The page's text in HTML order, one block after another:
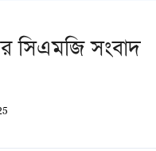
সিএমজি সংবাদ